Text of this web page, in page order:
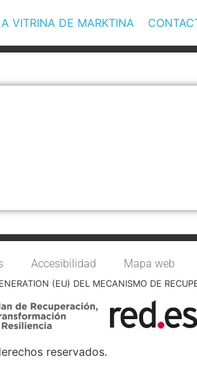
VITRINA DE MARKTINA
Accesibilidad Mapa web
(EU) DEL MECANISMO DE
reservados.